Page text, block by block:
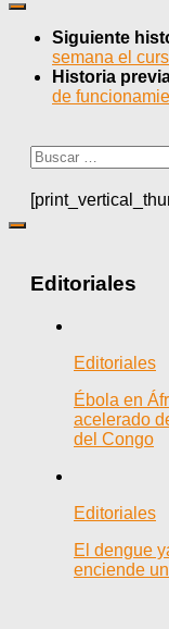
Siguiente
semana el
Historia
de
Buscar:
Editoriales
Editoriales
Ébola en
acelerado
del Congo
Editoriales
El dengue
enciende